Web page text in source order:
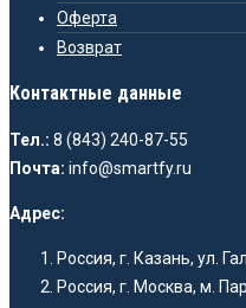
Оферта
Возврат
Контактные данные
Тел.: 8 (843) 240-87-55
Почта: info@smartfy.ru
Адрес:
Россия, г. Казань, ул.
Россия, г. Москва, м.